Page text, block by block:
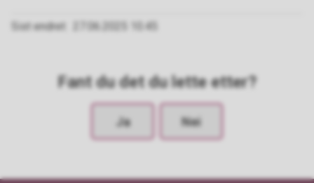
Sist endret 27.06.2025 10.45
Fant du det du lette etter?
Ja Nei